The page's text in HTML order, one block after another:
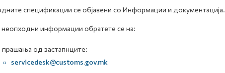
спецификации се објавени со Информации и документација.
неопходни информации обратете се на:
прашања од застапнците:
servicedesk@customs.gov.mk